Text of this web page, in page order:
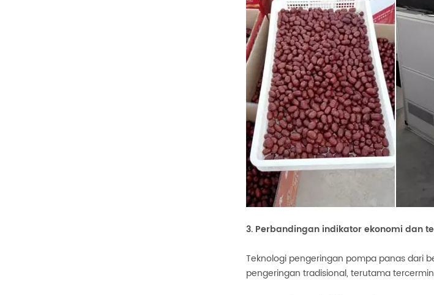
3. Perbandingan indikator ekonomi dan
Teknologi pengeringan pompa panas dari
pengeringan tradisional, terutama